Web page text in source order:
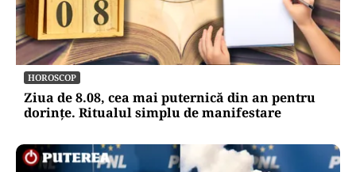
HOROSCOP
Ziua de 8.08, cea mai puternică din an pentru
dorințe. Ritualul simplu de manifestare